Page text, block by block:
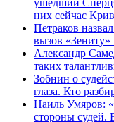
них сейчас
Петраков
вызов «Зениту»
Александр
таких
Зобнин о
глаза. Кто
Наиль Умяров:
стороны судей.